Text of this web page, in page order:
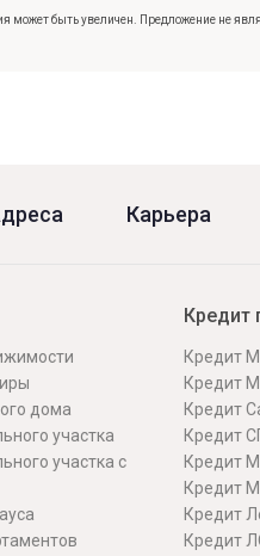
может быть увеличен. Предложение не
Карьера
дома
участка
участка с
Кредит
Кредит
Кредит
Кредит
Кредит
Кредит
Кредит
Кредит
Кредит